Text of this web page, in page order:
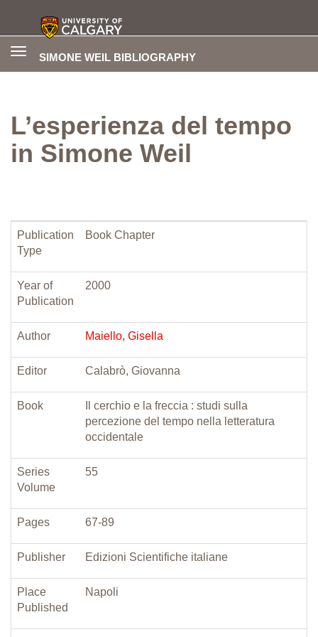
SIMONE WEIL BIBLIOGRAPHY
Toggle
L’esperienza del tempo
in Simone Weil
Publication
Type
Book Chapter
Year of
Publication
2000
Author Maiello, Gisella
Editor Calabrò, Giovanna
Book
Il cerchio e la freccia : studi sulla
percezione del tempo nella letteratura
occidentale
Series
Volume
55
Pages 67-89
Publisher Edizioni Scientifiche italiane
Place
Published
Napoli